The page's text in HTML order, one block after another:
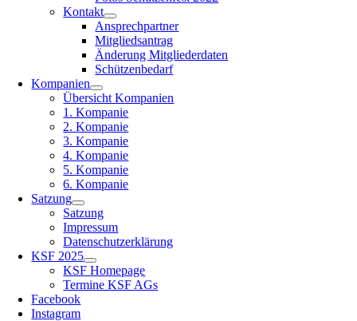
Kontakt
Ansprechpartner
Mitgliedsantrag
Änderung Mitgliederdaten
Schützenbedarf
Kompanien
Übersicht Kompanien
1. Kompanie
2. Kompanie
3. Kompanie
4. Kompanie
5. Kompanie
6. Kompanie
Satzung
Satzung
Impressum
Datenschutzerklärung
KSF 2025
KSF Homepage
Termine KSF AGs
Facebook
Instagram